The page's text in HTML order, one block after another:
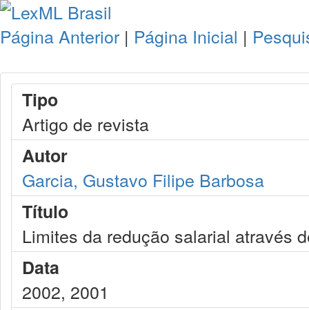
Página Anterior | Página Inicial |
Tipo
Artigo de revista
Autor
Garcia, Gustavo Filipe Barbosa
Título
Limites da redução salarial através
Data
2002, 2001